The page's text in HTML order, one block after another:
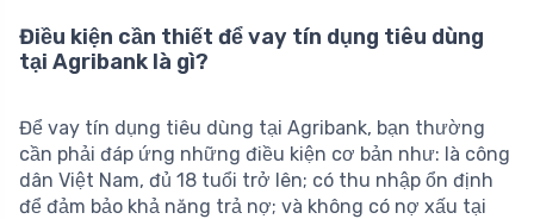
Điều kiện cần thiết để vay tín dụng tiêu dùng
tại Agribank là gì?
Để vay tín dụng tiêu dùng tại Agribank, bạn thường
cần phải đáp ứng những điều kiện cơ bản như: là công
dân Việt Nam, đủ 18 tuổi trở lên; có thu nhập ổn định
để đảm bảo khả năng trả nợ; và không có nợ xấu tại